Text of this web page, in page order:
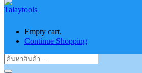
Empty cart.
Continue Shopping